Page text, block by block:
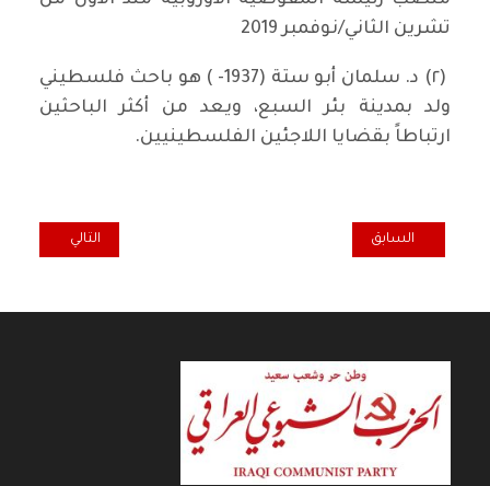
تشرين الثاني/نوفمبر 2019
(٢) د. سلمان أبو ستة (1937- ) هو باحث فلسطيني
ولد بمدينة بئر السبع، ويعد من أكثر الباحثين
ارتباطاً بقضايا اللاجئين الفلسطينيين.
المقال السابق: تسع سنوات وعمق جروح المأساة التي اصابت الأزديين
السابق المقال التالي:
التالي